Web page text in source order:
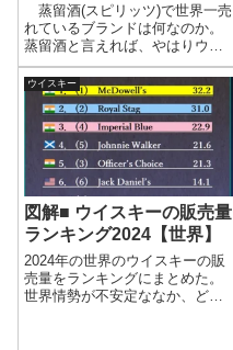
蒸留酒(スピリッツ)で世界一売
れているブランドは何なのか。
蒸留酒と言えれば、やはりウイ
スキーブランドなのか、最近人
気のジンブランドか、、、 イギ
リスのDRINKS
INTERNATIONALによる2022年
の調査結果をまとめた。
ウイスキー
図解■ ウイスキーの販売量
ランキング2024【世界】
2024年の世界のウイスキーの販
売量をランキングにまとめた。
世界情勢が不安定ななか、どの